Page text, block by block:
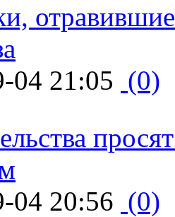
04 21:05 (0)
04 20:56 (0)